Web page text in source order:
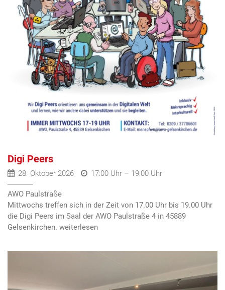
Digi Peers
28. Oktober 2026 17:00 Uhr – 19:00 Uhr
AWO Paulstraße
Mittwochs treffen sich in der Zeit von 17.00 Uhr bis 19.00 Uhr
die Digi Peers im Saal der AWO Paulstraße 4 in 45889
Gelsenkirchen.